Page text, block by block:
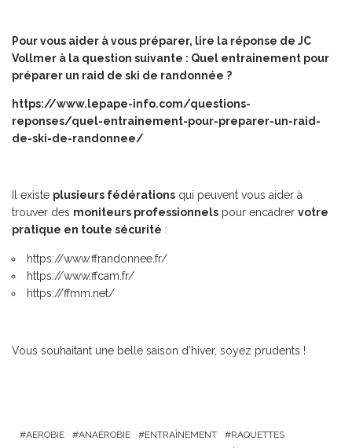
Pour vous aider à vous préparer, lire la réponse de JC
Vollmer à la question suivante : Quel entrainement pour
préparer un raid de ski de randonnée ?
https://www.lepape-info.com/questions-
reponses/quel-entrainement-pour-preparer-un-raid-
de-ski-de-randonnee/
Il existe plusieurs fédérations qui peuvent vous aider à
trouver des moniteurs professionnels pour encadrer votre
pratique en toute sécurité :
https://www.ffrandonnee.fr/
https://www.ffcam.fr/
https://ffmm.net/
Vous souhaitant une belle saison d’hiver, soyez prudents !
AEROBIE ANAÉROBIE ENTRAÎNEMENT
RAQUETTES